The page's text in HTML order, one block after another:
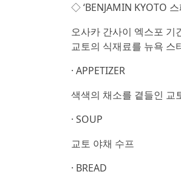
◇ ‘BENJAMIN KYOTO
오사카 간사이 엑스포 기
교토의 식재료를 뉴욕 스
· APPETIZER
색색의 채소를 곁들인 교
· SOUP
교토 야채 수프
· BREAD